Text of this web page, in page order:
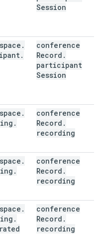
Session
.
.
conference
Record .
participant
Session
.
.
conference
Record .
recording
.
.
conference
Record .
recording
.
.
conference
Record .
recording